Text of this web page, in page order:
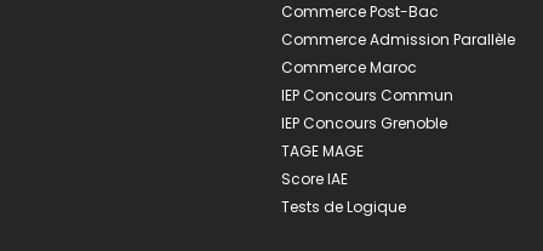
Commerce Post-Bac
Commerce Admission Parallèle
Commerce Maroc
IEP Concours Commun
IEP Concours Grenoble
TAGE MAGE
Score IAE
Tests de Logique